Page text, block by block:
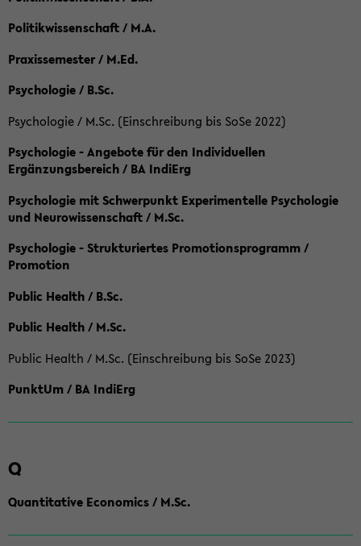
Politikwissenschaft / M.A.
Praxissemester / M.Ed.
Psychologie / B.Sc.
Psychologie / M.Sc. (Einschreibung bis SoSe 2022)
Psychologie - Angebote für den Individuellen
Ergänzungsbereich / BA IndiErg
Psychologie mit Schwerpunkt Experimentelle Psychologie
und Neurowissenschaft / M.Sc.
Psychologie - Strukturiertes Promotionsprogramm /
Promotion
Public Health / B.Sc.
Public Health / M.Sc.
Public Health / M.Sc. (Einschreibung bis SoSe 2023)
PunktUm / BA IndiErg
Q
Quantitative Economics / M.Sc.